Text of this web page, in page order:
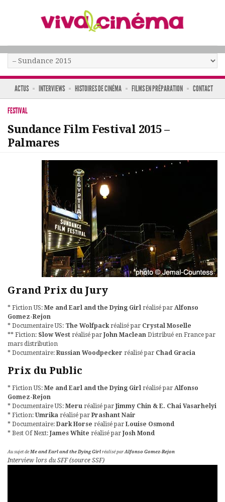
ACTUS INTERVIEWS HISTOIRES DE CINÉMA FILMS EN PRÉPARATION CONTACT
FESTIVAL
Sundance Film Festival 2015 –
Palmares
Grand Prix du Jury
* Fiction US: Me and Earl and the Dying Girl réalisé par Alfonso
Gomez-Rejon
* Documentaire US: The Wolfpackréalisé par Crystal Moselle
** Fiction: Slow West réalisé par John Maclean Distribué en France par
mars distribution
* Documentaire: Russian Woodpecker réalisé par Chad Gracia
Prix du Public
* Fiction US: Me and Earl and the Dying Girl réalisé par Alfonso
Gomez-Rejon
* Documentaire US: Meru réalisé par Jimmy Chin & E. Chai Vasarhelyi
* Fiction: Umrika réalisé par Prashant Nair
* Documentaire: Dark Horse réalisé par Louise Osmond
* Best Of Next: James White réalisé par Josh Mond
Au sujet de Me and Earl and the Dying Girl réalisé parAlfonso Gomez-Rejon
Interview lors du SFF (source SSF)